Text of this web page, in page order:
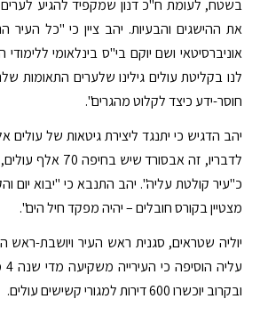
בשטח, לעומת ח"כ דנון שמקפיד להגיע
את ההישגים והבעיות. יהב ציין כי "כל
אוניברסיטאי ושם יוקם בי"ס בינלאומי ללימודי
לנו בקליטת עולים גילינו שלערים התאומות
חוסר-ידע כיצד לקלוט מהגרים".
יהב הדגיש כי יתנגד ליצירת גיטאות של עולים
לדבריו, זה אבסורד
כ"עיר קולטת עליה". יהב התנבא כי "יבוא יום
מצטיין בקורס חובלים – יהיה מפקד חיל הים".
יוליה שטראים, סגנית ראש העיר ויושבת-ראש
ובקרוב יוכשרו 600 דירות למגורי קשישים עולים.